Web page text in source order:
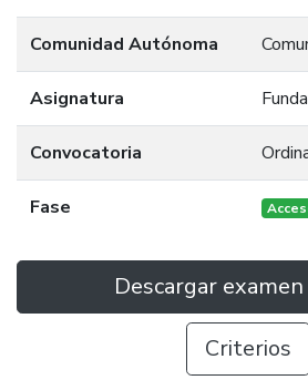
Comunidad Autónoma
Asignatura
Convocatoria
Fase
Descargar
Criterios